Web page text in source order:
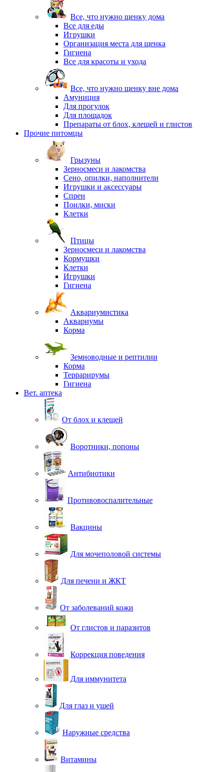
Все, что нужно щенку дома
Все для еды
Игрушки
Организация места для щенка
Гигиена
Все для красоты и ухода
Все, что нужно щенку вне дома
Амуниция
Для прогулок
Для площадок
Препараты от блох, клещей и глистов
Прочие питомцы
Грызуны
Зерносмеси и лакомства
Сено, опилки, наполнители
Игрушки и аксессуары
Спреи
Поилки, миски
Клетки
Птицы
Зерносмеси и лакомства
Кормушки
Клетки
Игрушки
Гигиена
Аквариумистика
Аквариумы
Корма
Земноводные и рептилии
Корма
Террарирумы
Гигиена
Вет. аптека
От блох и клещей
Воротники, попоны
Антибиотики
Противовоспалительные
Вакцины
Для мочеполовой системы
Для печени и ЖКТ
От заболеваний кожи
От глистов и паразитов
Коррекция поведения
Для иммунитета
Для глаз и ушей
Наружные средства
Витамины